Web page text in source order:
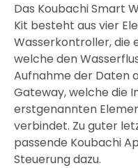
Das Koubachi Smart
Kit besteht aus vier
Wasserkontroller, die
welche den
Aufnahme der Daten
Gateway, welche die
erstgenannten
verbindet. Zu guter
passende Koubachi
Steuerung dazu.